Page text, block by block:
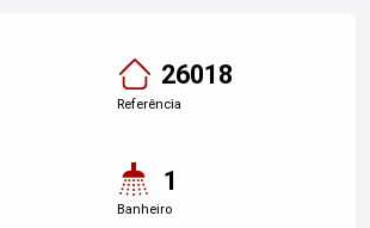
26018
Referência
1
Banheiro